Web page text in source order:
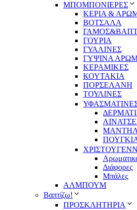
ΜΠΟΜΠΟΝΙΕΡΕΣ
ΚΕΡΙΑ &
ΒΟΤΣΑΛΑ
ΓΟΥΡΙΑ
ΓΥΑΛΙΝΕΣ
ΓΥΨΙΝΑ
ΚΕΡΑΜΙΚΕΣ
ΚΟΥΤΑΚΙΑ
ΠΟΡΣΕΛΑΝΗ
ΤΟΥΛΙΝΕΣ
Διάφορες
Μπάλες
ΑΛΜΠΟΥΜ
Βαπτίζω!
ΠΡΟΣΚΛΗΤΗΡΙΑ